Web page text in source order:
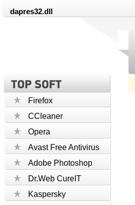
dapres32.dll
Firefox
CCleaner
Opera
Avast Free Antivirus
Adobe Photoshop
Dr.Web CureIT
Kaspersky